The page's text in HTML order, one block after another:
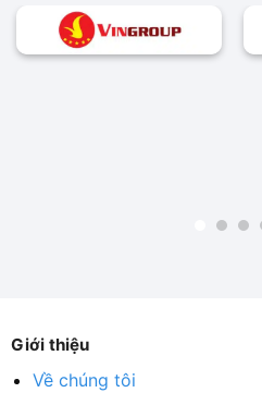
Giới thiệu
Về chúng tôi